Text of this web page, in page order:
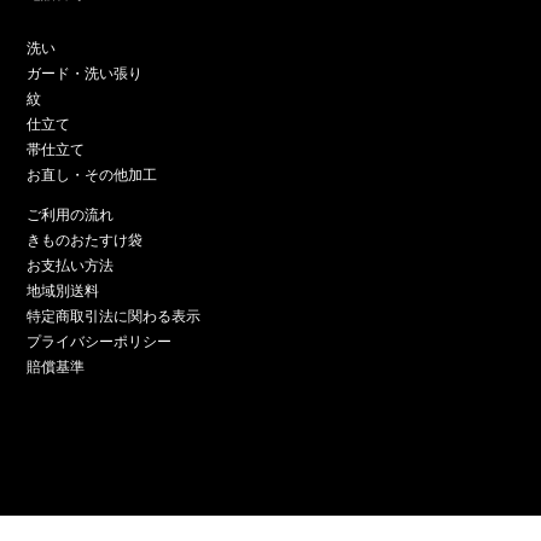
洗い
ガード・洗い張り
紋
仕立て
帯仕立て
お直し・その他加工
ご利用の流れ
きものおたすけ袋
お支払い方法
地域別送料
特定商取引法に関わる表示
プライバシーポリシー
賠償基準